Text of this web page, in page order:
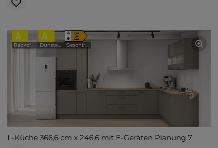
A
Backofen
A
Dunstabzugshaube
A
↑
G E
Geschirrspüler
L-Küche 366,6 cm x 246,6 mit E-Geräten Planung 7